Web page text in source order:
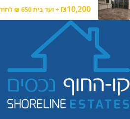
₪10,200 + ועד בית 650 ₪ לחודש